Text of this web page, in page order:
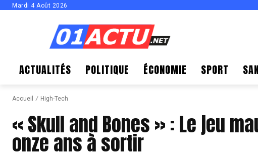
Mardi 4 Août 2026
ACTUALITÉS POLITIQUE ÉCONOMIE SPORT
Accueil High-Tech
« Skull and Bones » : Le jeu
onze ans à sortir